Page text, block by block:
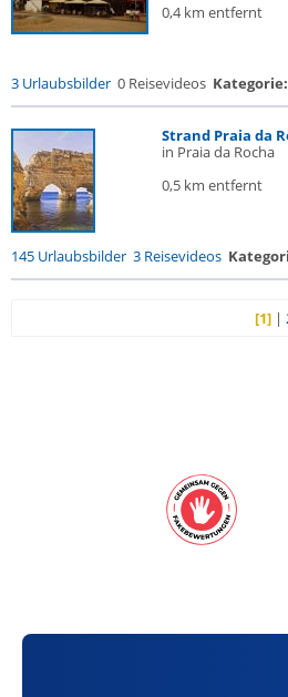
0,4 km entfernt
3 Urlaubsbilder 0 Reisevideos Kategorie:
Strand Praia da
in Praia da Rocha
0,5 km entfernt
145 Urlaubsbilder 3 Reisevideos
[1]|